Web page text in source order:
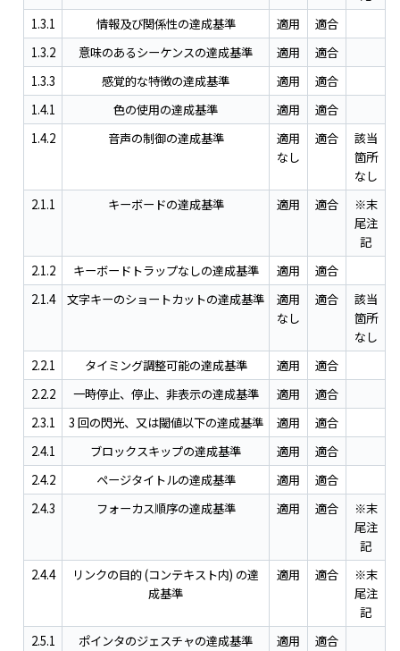
1.3.1
情報及び関係性の達成基準 適用
適合
1.3.2
意味のあるシーケンスの達成基準 適用
適合
1.3.3
感覚的な特徴の達成基準 適用
適合
1.4.1
色の使用の達成基準 適用
適合
1.4.2
音声の制御の達成基準
適用
なし
適合
該当
箇所
なし
2.1.1
キーボードの達成基準 適用 適合
※末
尾注
記
2.1.2
キーボードトラップなしの達成基準 適用
適合
2.1.4
文字キーのショートカットの達成基準
適用
なし
適合
該当
箇所
なし
2.2.1
タイミング調整可能の達成基準 適用
適合
2.2.2
一時停止、停止、非表示の達成基準 適用
適合
2.3.1
3 回の閃光、又は閾値以下の達成基準 適用
適合
2.4.1
ブロックスキップの達成基準 適用
適合
2.4.2
ページタイトルの達成基準 適用
適合
2.4.3
フォーカス順序の達成基準 適用 適合
※末
尾注
記
2.4.4
リンクの目的 (コンテキスト内) の達
成基準
適用 適合
※末
尾注
記
2.5.1
ポインタのジェスチャの達成基準 適用
適合